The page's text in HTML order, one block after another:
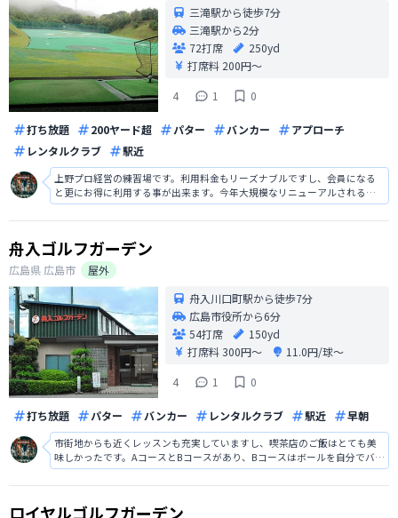
三滝駅から徒歩7分
三滝駅から2分
72打席
250yd
打席料 200円〜
4
1 0
打ち放題 200ヤード超 パター バンカー
アプローチ
レンタルクラブ
駅近
上野プロ経営の練習場です。利用料金もリーズナブルですし、会員になる
と更にお得に利用する事が出来ます。今年大規模なリニューアルされるよ
うですが、山を切り開いて造られているので、1階は傾斜がきついです。傾
斜が気になる方は2階を利用された方が良いです。しかし、リニューアルさ
舟入ゴルフガーデン
広島県 広島市
屋外
舟入川口町駅から徒歩7分
広島市役所から6分
54打席
150yd
打席料300円〜
11.0円/球〜
4
1 0
打ち放題 パター バンカー レンタルクラブ 駅近 早朝
市街地からも近くレッスンも充実していますし、喫茶店のご飯はとても美
味しかったです。AコースとBコースがあり、Bコースはボールを自分でバケ
ツに入れ用意をしなくてはいけないので若干手間がかかります。また、Bコ
ースには貸しクラブがないので手ぶらの場合は注意が必要です。
ロイヤルゴルフガーデン